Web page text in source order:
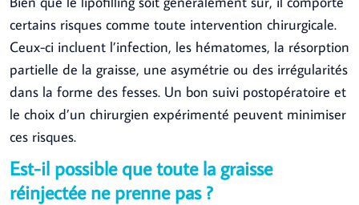
certains risques comme toute intervention chirurgicale.
Ceux-ci incluent l’infection, les hématomes, la résorption
partielle de la graisse, une asymétrie ou des irrégularités
dans la forme des fesses. Un bon suivi postopératoire et
le choix d’un chirurgien expérimenté peuvent minimiser
ces risques.
Est-il possible que toute la graisse
réinjectée ne prenne pas ?